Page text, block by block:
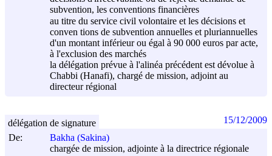
subvention, les conventions financières
au titre du service civil volontaire et les décisions et
conven tions de subvention annuelles et pluriannuelles
d'un montant inférieur ou égal à 90 000 euros par acte,
à l'exclusion des marchés
la délégation prévue à l'alinéa précédent est dévolue à
Chabbi (Hanafi), chargé de mission, adjoint au
directeur régional
De:
Bakha (Sakina)
chargée de mission, adjointe à la directrice régionale
délégation de signature 15/12/2009